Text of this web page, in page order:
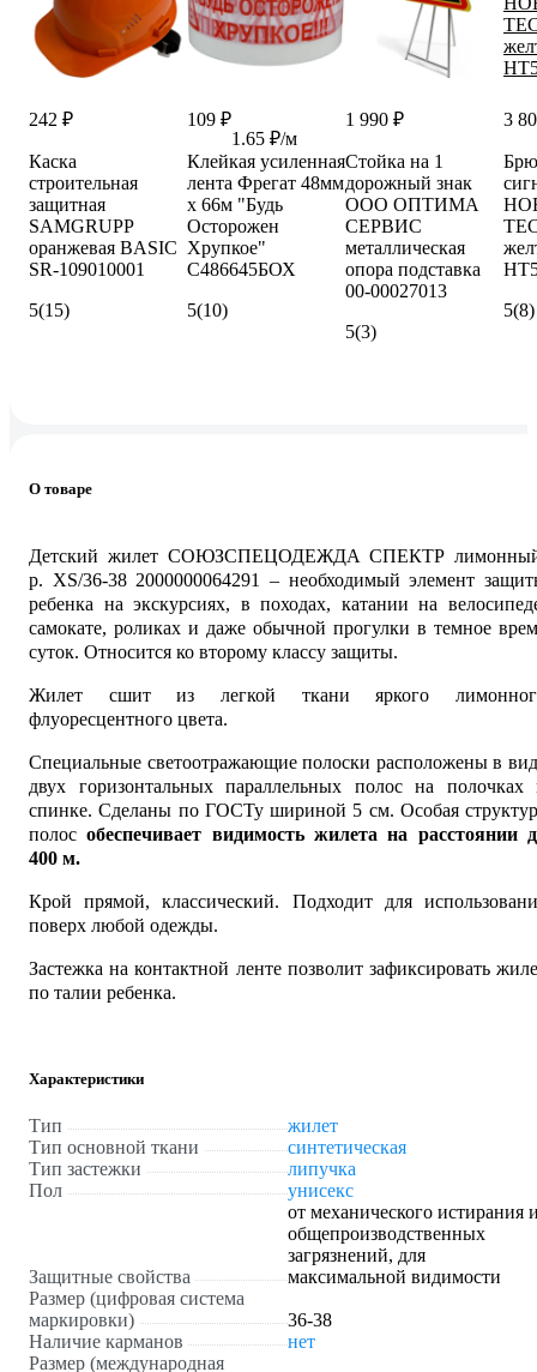
242 ₽
Каска
строительная
защитная
SAMGRUPP
оранжевая BASIC
SR-109010001
5(15)
109 ₽
1.65 ₽/м
Клейкая усиленная
лента Фрегат 48мм
х 66м "Будь
Осторожен
Хрупкое"
С486645БОХ
5(10)
1 990 ₽
Стойка на 1
дорожный знак
ООО ОПТИМА
СЕРВИС
металлическая
опора подставка
00-00027013
5(3)
3
5(8)
О товаре
Детский жилет СОЮЗСПЕЦОДЕЖДА СПЕКТР
р. XS/36-38 2000000064291 – необходимый элемент
ребенка на экскурсиях, в походах, катании на
самокате, роликах и даже обычной прогулки в темное
суток. Относится ко второму классу защиты.
Жилет сшит из легкой ткани яркого
флуоресцентного цвета.
Специальные светоотражающие полоски расположены в
двух горизонтальных параллельных полос на полочках
спинке. Сделаны по ГОСТу шириной 5 см. Особая
полособеспечивает видимость жилета на расстоянии
400 м.
Крой прямой, классический. Подходит для
поверх любой одежды.
Застежка на контактной ленте позволит зафиксировать
по талии ребенка.
Характеристики
Тип
жилет
Тип основной ткани
синтетическая
Тип застежки
липучка
Пол
унисекс
Защитные свойства
от механического истирания
общепроизводственных
загрязнений, для
максимальной видимости
Размер (цифровая система
маркировки)
36-38
Наличие карманов
нет
Размер (международная